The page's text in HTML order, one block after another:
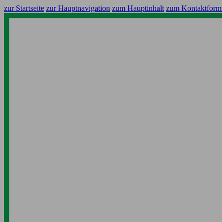
zur Startseite zur Hauptnavigation zum Hauptinhalt zum